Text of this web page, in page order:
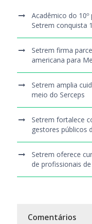
Acadêmico do
Setrem conquista
Setrem firma
americana para
Setrem amplia
meio do Serceps
Setrem fortalece
gestores públicos
Setrem oferece
de profissionais
Comentários